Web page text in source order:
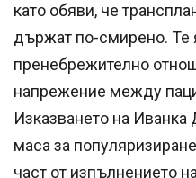
като обяви, че
държат по-смирено. Те
пренебрежително
напрежение между
Изказването на
маса за
част от изпълнението